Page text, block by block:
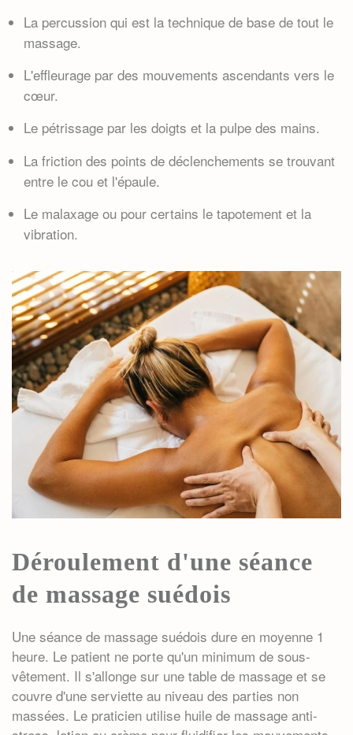
La percussion qui est la technique de base de tout le
massage.
L'effleurage par des mouvements ascendants vers le
cœur.
Le pétrissage par les doigts et la pulpe des mains.
La friction des points de déclenchements se trouvant
entre le cou et l'épaule.
Le malaxage ou pour certains le tapotement et la
vibration.
Déroulement d'une séance
de massage suédois
Une séance de massage suédois dure en moyenne 1
heure. Le patient ne porte qu'un minimum de sous-
vêtement. Il s'allonge sur une table de massage et se
couvre d'une serviette au niveau des parties non
massées. Le praticien utilise huile de massage anti-